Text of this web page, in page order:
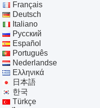
Français
Deutsch
Italiano
Русский
Español
Português
Nederlandse
Ελληνικά
日本語
한국
Türkçe